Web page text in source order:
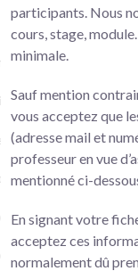
Saint-Joseph
et Equipe
Centre
intérieur
participants. Nous
cours, stage,
minimale.
Sauf mention
vous acceptez que
(adresse mail et
professeur en vue
mentionné ci-
En signant votre
acceptez ces
normalement dû